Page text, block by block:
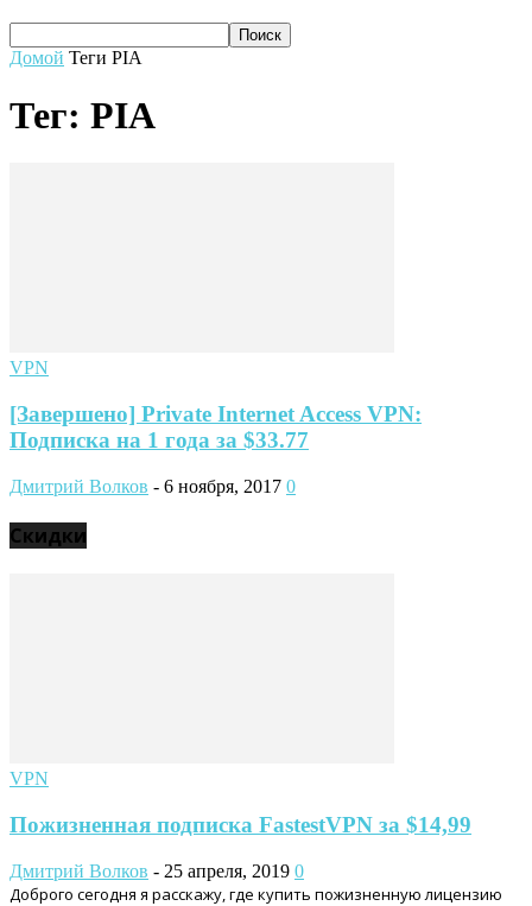
Домой Теги PIA
Тег: PIA
VPN
[Завершено] Private Internet Access VPN:
Подписка на 1 года за $33.77
Дмитрий Волков - 6 ноября, 2017 0
Скидки
VPN
Пожизненная подписка FastestVPN за $14,99
Дмитрий Волков - 25 апреля, 2019 0
Доброго сегодня я расскажу, где купить пожизненную лицензию